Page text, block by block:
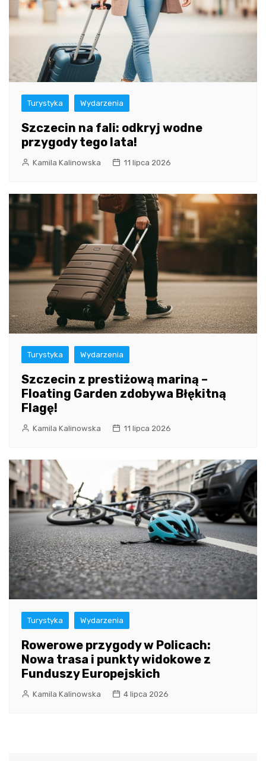
Turystyka Wydarzenia
Szczecin na fali: odkryj wodne
przygody tego lata!
Kamila Kalinowska 11 lipca 2026
Turystyka Wydarzenia
Szczecin z prestiżową mariną –
Floating Garden zdobywa Błękitną
Flagę!
Kamila Kalinowska 11 lipca 2026
Turystyka Wydarzenia
Rowerowe przygody w Policach:
Nowa trasa i punkty widokowe z
Funduszy Europejskich
Kamila Kalinowska 4 lipca 2026